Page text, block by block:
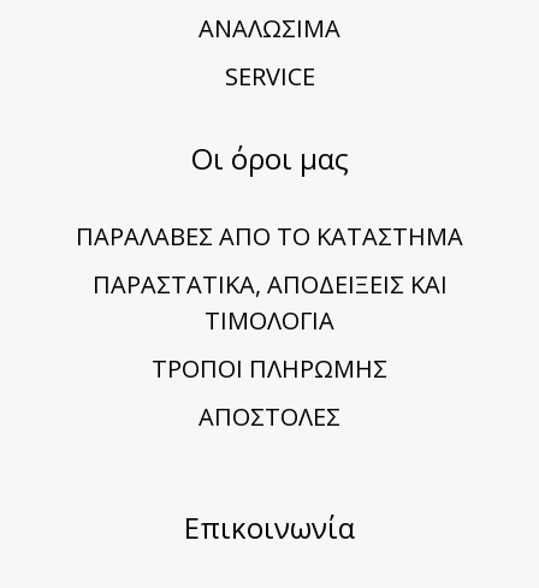
ΑΝΑΛΩΣΙΜΑ
SERVICE
Οι όροι μας
ΠΑΡΑΛΑΒΕΣ ΑΠΟ ΤΟ ΚΑΤΑΣΤΗΜΑ
ΠΑΡΑΣΤΑΤΙΚΑ, ΑΠΟΔΕΙΞΕΙΣ ΚΑΙ
ΤΙΜΟΛΟΓΙΑ
TΡΟΠΟΙ ΠΛΗΡΩΜΗΣ
ΑΠΟΣΤΟΛΕΣ
Επικοινωνία